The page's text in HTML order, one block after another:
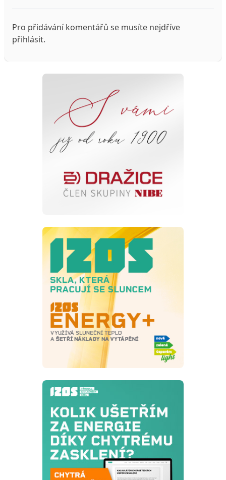
Pro přidávání komentářů se musíte nejdříve
přihlásit.